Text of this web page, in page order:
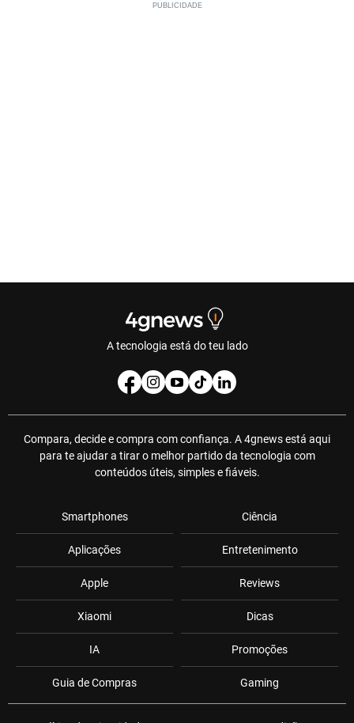
A tecnologia está do teu lado
Compara, decide e compra com confiança. A 4gnews está aqui
para te ajudar a tirar o melhor partido da tecnologia com
conteúdos úteis, simples e fiáveis.
Smartphones
Aplicações
Apple
Xiaomi
IA
Guia de Compras
Ciência
Entretenimento
Reviews
Dicas
Promoções
Gaming